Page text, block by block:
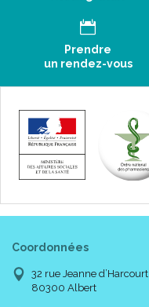
Prendre
un rendez-vous
Coordonnées
32 rue Jeanne d’Harcourt
80300 Albert